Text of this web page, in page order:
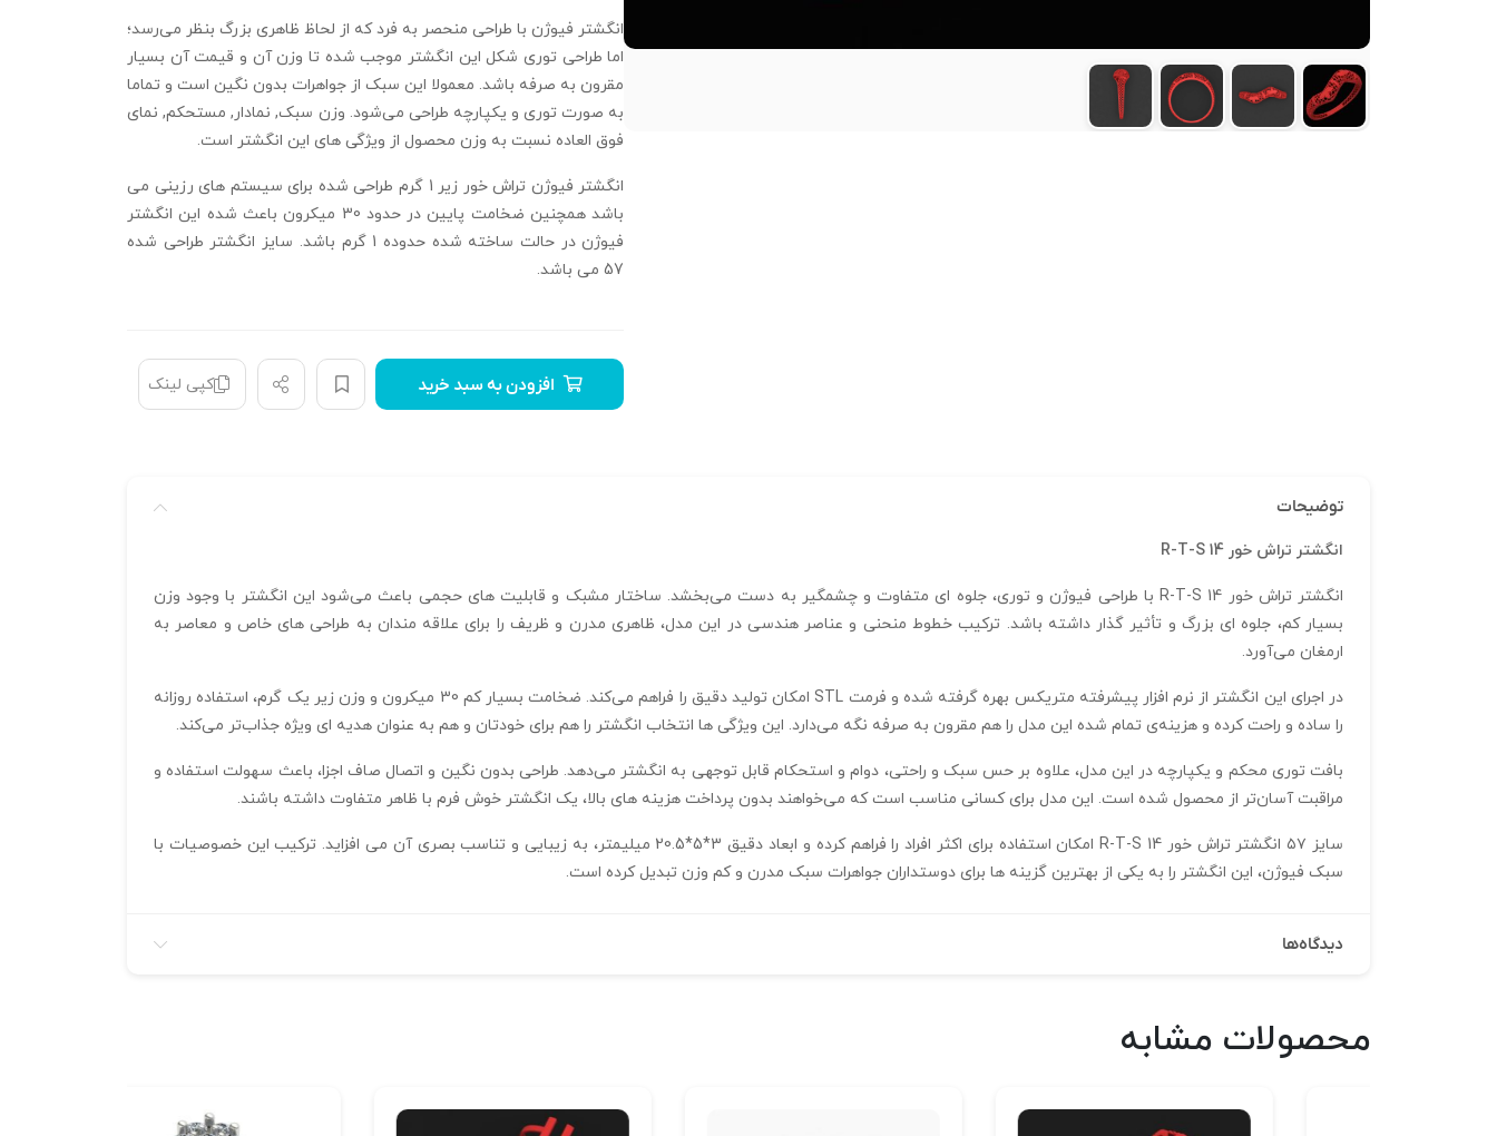
انگشتر فیوژن با طراحی منحصر به فرد که از لحاظ ظاهری بزرگ بنظر می‌رسد؛
اما طراحی توری شکل این انگشتر موجب شده تا وزن آن و قیمت آن بسیار
مقرون به صرفه باشد. معمولا این سبک از جواهرات بدون نگین است و تماما
به صورت توری و یکپارچه طراحی می‌شود. وزن سبک, نمادار, مستحکم, نمای
فوق العاده نسبت به وزن محصول از ویژگی های این انگشتر است.
انگشتر فیوژن تراش خور زیر 1 گرم طراحی شده برای سیستم های رزینی می
باشد همچنین ضخامت پایین در حدود 30 میکرون باعث شده این انگشتر
فیوژن در حالت ساخته شده حدوده 1 گرم باشد. سایز انگشتر طراحی شده
57 می باشد.
افزودن به سبد خرید کپی لینک
توضیحات
انگشتر تراش خور R-T-S 14
انگشتر تراش خور R-T-S 14 با طراحی فیوژن و توری، جلوه‌ ای متفاوت و چشمگیر به دست می‌بخشد. ساختار مشبک و قابلیت‌ های حجمی باعث می‌شود این انگشتر با وجود وزن
بسیار کم، جلوه‌ ای بزرگ و تأثیر گذار داشته باشد. ترکیب خطوط منحنی و عناصر هندسی در این مدل، ظاهری مدرن و ظریف را برای علاقه‌ مندان به طراحی‌ های خاص و معاصر به
ارمغان می‌آورد.
در اجرای این انگشتر از نرم‌ افزار پیشرفته متریکس بهره گرفته شده و فرمت STL امکان تولید دقیق را فراهم می‌کند. ضخامت بسیار کم 30 میکرون و وزن زیر یک گرم، استفاده روزانه
را ساده و راحت کرده و هزینه‌ی تمام شده این مدل را هم مقرون به صرفه نگه می‌دارد. این ویژگی‌ ها انتخاب انگشتر را هم برای خودتان و هم به عنوان هدیه‌ ای ویژه جذاب‌تر می‌کند.
بافت توری محکم و یکپارچه در این مدل، علاوه بر حس سبک و راحتی، دوام و استحکام قابل توجهی به انگشتر می‌دهد. طراحی بدون نگین و اتصال صاف اجزا، باعث سهولت استفاده و
مراقبت آسان‌تر از محصول شده است. این مدل برای کسانی مناسب است که می‌خواهند بدون پرداخت هزینه‌ های بالا، یک انگشتر خوش‌ فرم با ظاهر متفاوت داشته باشند.
سایز ۵۷ انگشتر تراش خور R-T-S 14 امکان استفاده برای اکثر افراد را فراهم کرده و ابعاد دقیق 3*5*20.5 میلیمتر، به زیبایی و تناسب بصری آن می‌ افزاید. ترکیب این خصوصیات با
سبک فیوژن، این انگشتر را به یکی از بهترین گزینه‌ ها برای دوستداران جواهرات سبک مدرن و کم‌ وزن تبدیل کرده است.
دیدگاه‌ها
محصولات مشابه